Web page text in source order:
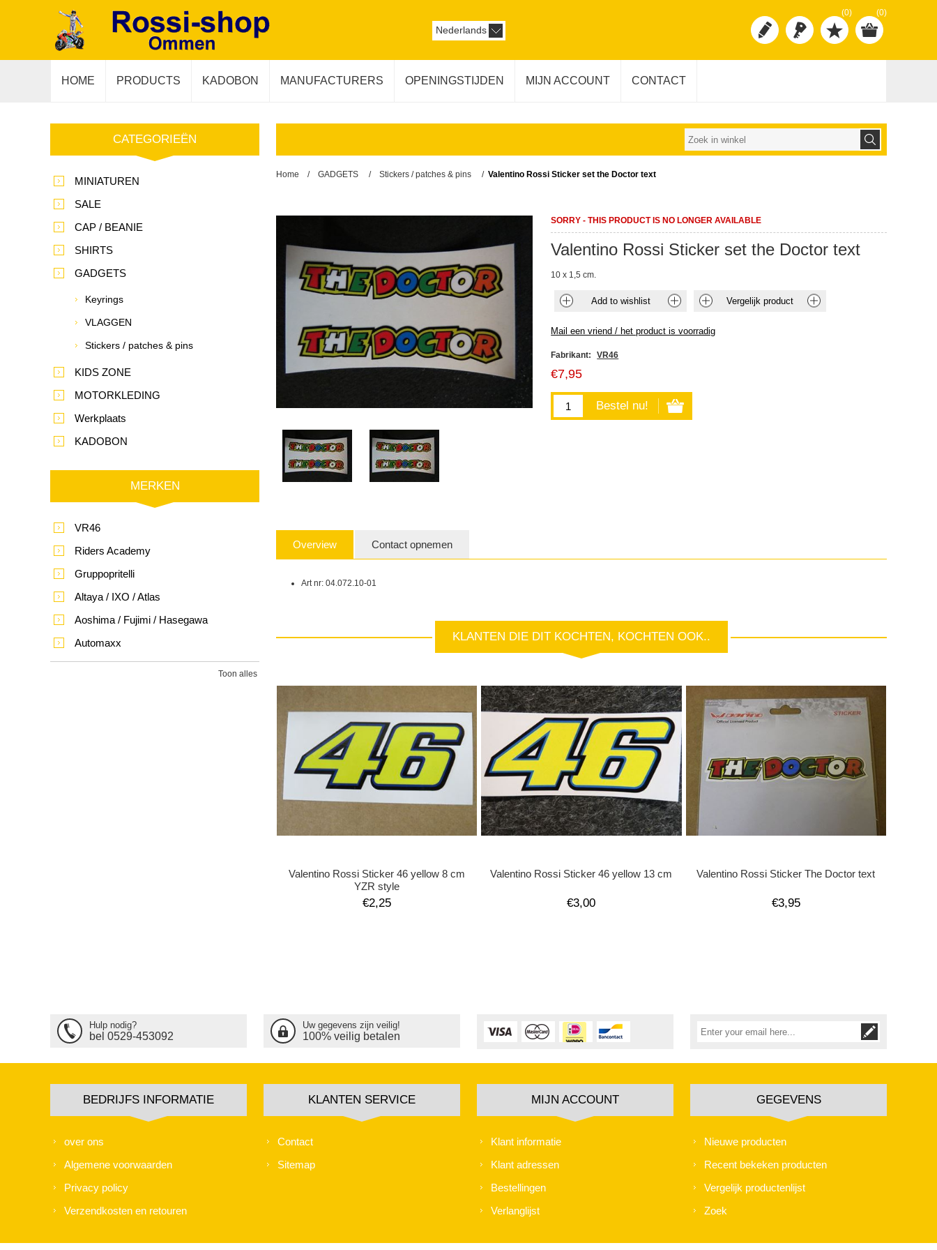
(0) (0)
Nederlands
HOME PRODUCTS KADOBON MANUFACTURERS OPENINGSTIJDEN MIJN ACCOUNT CONTACT
Home / GADGETS / Stickers / patches & pins / Valentino Rossi Sticker set the Doctor text
SORRY - THIS PRODUCT IS NO LONGER AVAILABLE
Valentino Rossi Sticker set the Doctor text
10 x 1,5 cm.
Fabrikant: VR46
€7,95
Overview Contact opnemen
Art nr: 04.072.10-01
KLANTEN DIE DIT KOCHTEN, KOCHTEN OOK..
Valentino Rossi Sticker 46 yellow 8 cm
YZR style
€2,25
Valentino Rossi Sticker 46 yellow 13 cm
€3,00
Valentino Rossi Sticker The Doctor text
€3,95
CATEGORIEËN
MINIATUREN
SALE
CAP / BEANIE
SHIRTS
GADGETS
Keyrings
VLAGGEN
Stickers / patches & pins
KIDS ZONE
MOTORKLEDING
Werkplaats
KADOBON
MERKEN
VR46
Riders Academy
Gruppopritelli
Altaya / IXO / Atlas
Aoshima / Fujimi / Hasegawa
Automaxx
Toon alles
Hulp nodig?
bel 0529-453092
Uw gegevens zijn veilig!
100% veilig betalen
BEDRIJFS INFORMATIE
over ons
Algemene voorwaarden
Privacy policy
Verzendkosten en retouren
KLANTEN SERVICE
Contact
Sitemap
MIJN ACCOUNT
Klant informatie
Klant adressen
Bestellingen
Verlanglijst
GEGEVENS
Nieuwe producten
Recent bekeken producten
Vergelijk productenlijst
Zoek